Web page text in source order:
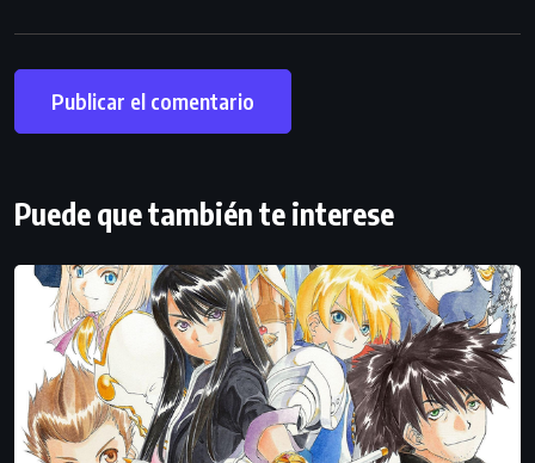
Puede que también te interese